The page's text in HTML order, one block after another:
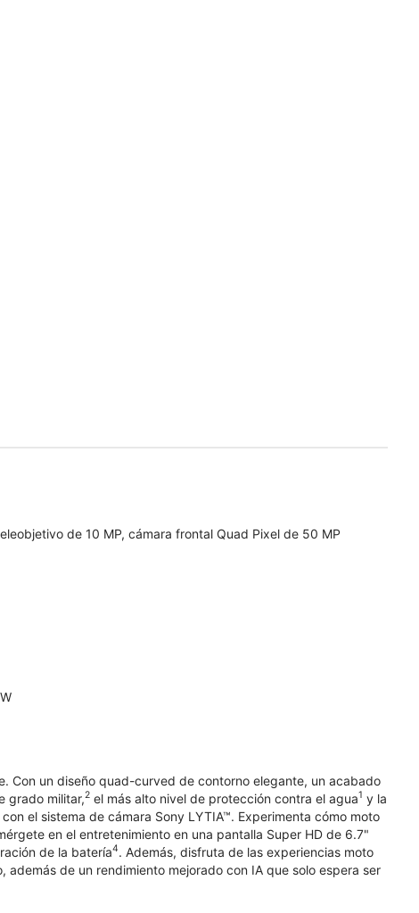
de 10 MP, cámara frontal Quad Pixel de 50 MP
Con un diseño quad-curved de contorno elegante, un acabado
grado militar,2 el más alto nivel de protección contra el agua1 y la
el sistema de cámara Sony LYTIA™. Experimenta cómo moto
en el entretenimiento en una pantalla Super HD de 6.7"
de la batería4. Además, disfruta de las experiencias moto
de un rendimiento mejorado con IA que solo espera ser